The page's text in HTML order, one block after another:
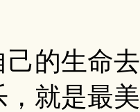
的生命
就是最